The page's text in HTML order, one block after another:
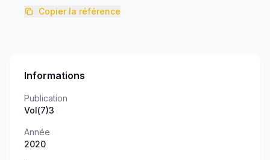
Copier la référence
Informations
Publication
Vol(7)3
Année
2020